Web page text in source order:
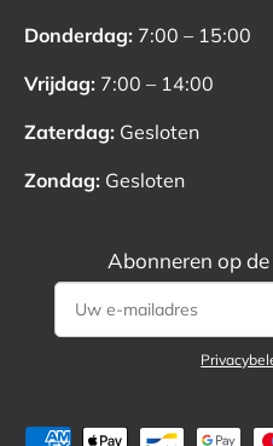
Donderdag: 7:00 – 15:00
Vrijdag: 7:00 – 14:00
Zaterdag: Gesloten
Zondag: Gesloten
Abonneren op
Geaccepteerde